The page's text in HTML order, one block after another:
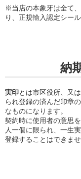
※当店の本象牙は全て
り
、正規輸入認定シー
納
実印とは市区役所、又
られ登録の済んだ印章
なものになります。
契約時に使用者の意思
人一個に限られ、一生
登録することはできませ